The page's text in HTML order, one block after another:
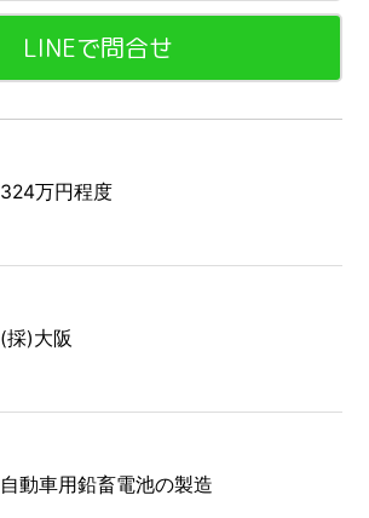
LINEで問合せ
324万円程度
(採)大阪
自動車用鉛畜電池の製造